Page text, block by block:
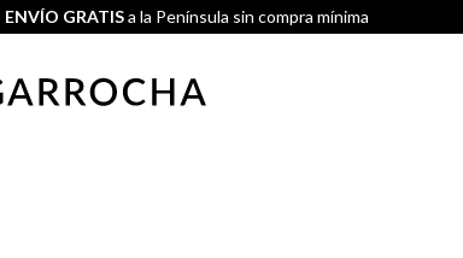
ENVÍO GRATISa la Península sin compra mínima